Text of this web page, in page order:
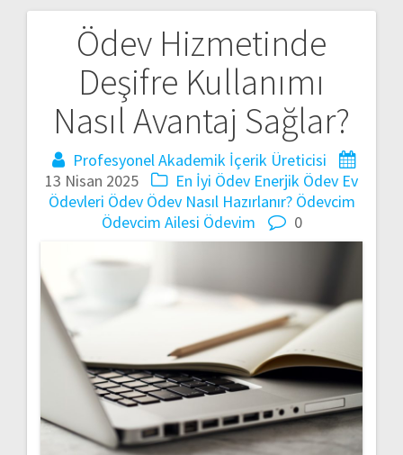
Ödev Hizmetinde
Deşifre Kullanımı
Nasıl Avantaj Sağlar?
Profesyonel Akademik İçerik Üreticisi
13 Nisan 2025
En İyi Ödev Enerjik Ödev Ev
Ödevleri Ödev Ödev Nasıl Hazırlanır? Ödevcim
Ödevcim Ailesi Ödevim 0
Yazı
gezinmesi